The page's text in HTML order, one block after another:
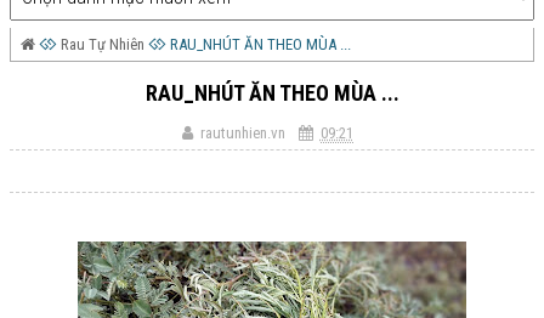
Rau Tự Nhiên RAU_NHÚT ĂN THEO MÙA ...
RAU_NHÚT ĂN THEO MÙA ...
rautunhien.vn 09:21